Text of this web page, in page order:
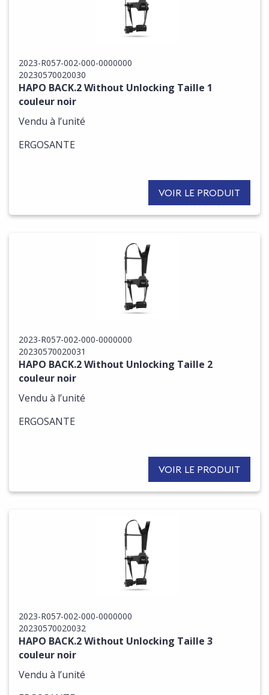
2023-R057-002-000-0000000
20230570020030
HAPO BACK.2 Without Unlocking Taille 1
couleur noir
Vendu à l’unité
ERGOSANTE
VOIR LE PRODUIT
2023-R057-002-000-0000000
20230570020031
HAPO BACK.2 Without Unlocking Taille 2
couleur noir
Vendu à l’unité
ERGOSANTE
VOIR LE PRODUIT
2023-R057-002-000-0000000
20230570020032
HAPO BACK.2 Without Unlocking Taille 3
couleur noir
Vendu à l’unité